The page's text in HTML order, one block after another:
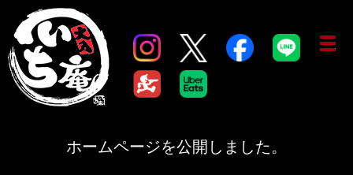
メ
ホームページを公開しました。